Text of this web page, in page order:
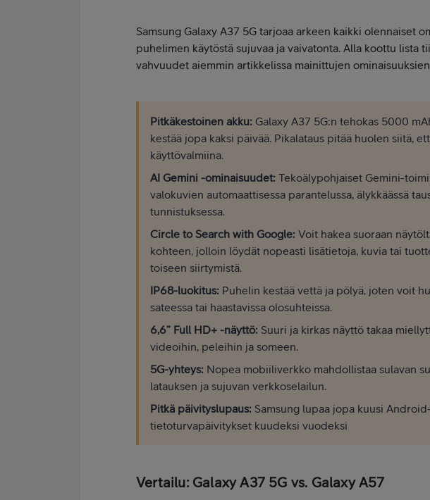
Samsung Galaxy A37 5G tarjoaa arkeen kaikki olennaiset
puhelimen käytöstä sujuvaa ja vaivatonta. Alla koottu lista
vahvuudet aiemmin artikkelissa mainittujen
Pitkäkestoinen akku: Galaxy A37 5G:n tehokas 5000
kestää jopa kaksi päivää. Pikalataus pitää huolen siitä,
käyttövalmiina.
AI Gemini -ominaisuudet: Tekoälypohjaiset Gemini-
valokuvien automaattisessa parantelussa, älykkäässä
tunnistuksessa.
Circle to Search with Google: Voit hakea suoraan
kohteen, jolloin löydät nopeasti lisätietoja, kuvia tai
toiseen siirtymistä.
IP68-luokitus: Puhelin kestää vettä ja pölyä, joten voit
sateessa tai haastavissa olosuhteissa.
6,6” Full HD+ -näyttö: Suuri ja kirkas näyttö takaa
videoihin, peleihin ja someen.
5G-yhteys: Nopea mobiiliverkko mahdollistaa sulavan
latauksen ja sujuvan verkkoselailun.
Pitkä päivityslupaus: Samsung lupaa jopa kuusi
tietoturvapäivitykset kuudeksi vuodeksi
Vertailu: Galaxy A37 5G vs. Galaxy A57